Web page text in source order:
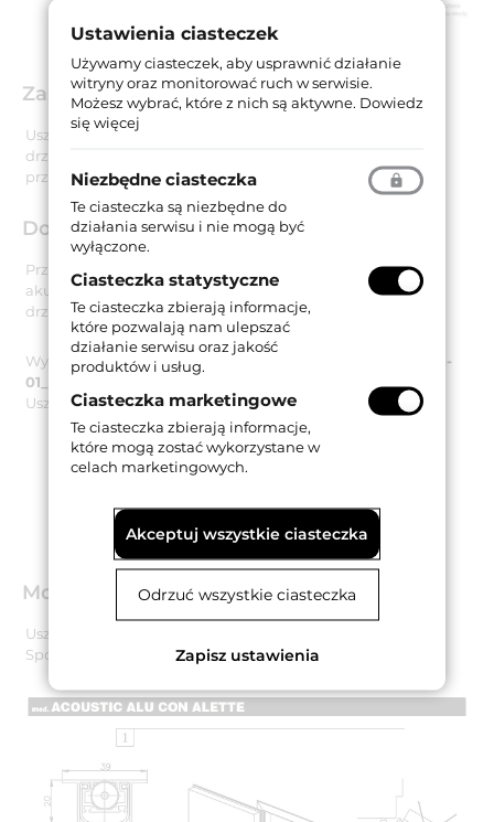
Zastosowanie
Uszczelka jest dedykowana do zastosowania w
drzwiach profilowych aluminiowych, drzwiach
przeciwwłamaniowych oraz w drzwiach dymoszczelnych.
Dokumenty techniczne
Przeprowadzone badanie potwierdziło izolacyjność
akustyczną uszczelki50 dBprzy zachowaniu szczeliny
drzwiowej wynoszącej 14 mm.
Wyniki testów potwierdza raport z badań
PB10-G03-04-en-
01_PB01
Uszczelka została przebadana na 200 000 cykli pracy.
Montaż
Uszczelka jest montowana na wkręty od dołu skrzydła.
Sposób montażu uszczelki ilustrują poniższe grafiki.
Ustawienia ciasteczek
Używamy ciasteczek, aby usprawnić działanie
witryny oraz monitorować ruch w serwisie.
Możesz wybrać, które z nich są aktywne. Dowiedz
się więcej
Niezbędne ciasteczka
Te ciasteczka są niezbędne do
działania serwisu i nie mogą być
wyłączone.
Ciasteczka statystyczne
Te ciasteczka zbierają informacje,
które pozwalają nam ulepszać
działanie serwisu oraz jakość
produktów i usług.
Ciasteczka marketingowe
Te ciasteczka zbierają informacje,
które mogą zostać wykorzystane w
celach marketingowych.
Akceptuj wszystkie ciasteczka
Odrzuć wszystkie ciasteczka
Zapisz ustawienia